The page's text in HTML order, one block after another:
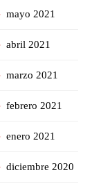
mayo 2021
abril 2021
marzo 2021
febrero 2021
enero 2021
diciembre 2020